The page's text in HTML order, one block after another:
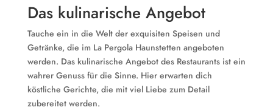
Das kulinarische Angebot
Tauche ein in die Welt der exquisiten Speisen und
Getränke, die im La Pergola Haunstetten angeboten
werden. Das kulinarische Angebot des Restaurants ist ein
wahrer Genuss für die Sinne. Hier erwarten dich
köstliche Gerichte, die mit viel Liebe zum Detail
zubereitet werden.